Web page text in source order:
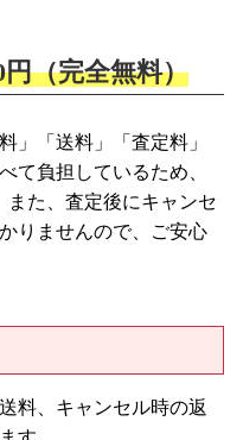
円（完全無料）
」「送料」「査定料」
て負担しているため、
また、査定後にキャンセ
りませんので、ご安心
料、キャンセル時の返